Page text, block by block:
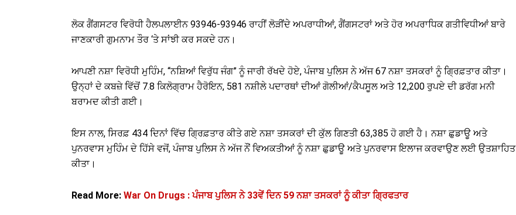
ਲੋਕ ਗੈਂਗਸਟਰ ਵਿਰੋਧੀ ਹੈਲਪਲਾਈਨ 93946-93946 ਰਾਹੀਂ ਲੋੜੀਂਦੇ ਅਪਰਾਧੀਆਂ, ਗੈਂਗਸਟਰਾਂ ਅਤੇ ਹੋਰ ਅਪਰਾਧਿਕ ਗਤੀਵਿਧੀਆਂ ਬਾਰੇ
ਜਾਣਕਾਰੀ ਗੁਮਨਾਮ ਤੌਰ ‘ਤੇ ਸਾਂਝੀ ਕਰ ਸਕਦੇ ਹਨ।
ਆਪਣੀ ਨਸ਼ਾ ਵਿਰੋਧੀ ਮੁਹਿੰਮ, “ਨਸ਼ਿਆਂ ਵਿਰੁੱਧ ਜੰਗ” ਨੂੰ ਜਾਰੀ ਰੱਖਦੇ ਹੋਏ, ਪੰਜਾਬ ਪੁਲਿਸ ਨੇ ਅੱਜ 67 ਨਸ਼ਾ ਤਸਕਰਾਂ ਨੂੰ ਗ੍ਰਿਫ਼ਤਾਰ ਕੀਤਾ।
ਉਨ੍ਹਾਂ ਦੇ ਕਬਜ਼ੇ ਵਿੱਚੋਂ 7.8 ਕਿਲੋਗ੍ਰਾਮ ਹੈਰੋਇਨ, 581 ਨਸ਼ੀਲੇ ਪਦਾਰਥਾਂ ਦੀਆਂ ਗੋਲੀਆਂ/ਕੈਪਸੂਲ ਅਤੇ 12,200 ਰੁਪਏ ਦੀ ਡਰੱਗ ਮਨੀ
ਬਰਾਮਦ ਕੀਤੀ ਗਈ।
ਇਸ ਨਾਲ, ਸਿਰਫ਼ 434 ਦਿਨਾਂ ਵਿੱਚ ਗ੍ਰਿਫ਼ਤਾਰ ਕੀਤੇ ਗਏ ਨਸ਼ਾ ਤਸਕਰਾਂ ਦੀ ਕੁੱਲ ਗਿਣਤੀ 63,385 ਹੋ ਗਈ ਹੈ। ਨਸ਼ਾ ਛੁਡਾਊ ਅਤੇ
ਪੁਨਰਵਾਸ ਮੁਹਿੰਮ ਦੇ ਹਿੱਸੇ ਵਜੋਂ, ਪੰਜਾਬ ਪੁਲਿਸ ਨੇ ਅੱਜ ਨੌਂ ਵਿਅਕਤੀਆਂ ਨੂੰ ਨਸ਼ਾ ਛੁਡਾਊ ਅਤੇ ਪੁਨਰਵਾਸ ਇਲਾਜ ਕਰਵਾਉਣ ਲਈ ਉਤਸ਼ਾਹਿਤ
ਕੀਤਾ।
Read More: War On Drugs : ਪੰਜਾਬ ਪੁਲਿਸ ਨੇ 33ਵੇਂ ਦਿਨ 59 ਨਸ਼ਾ ਤਸਕਰਾਂ ਨੂੰ ਕੀਤਾ ਗ੍ਰਿਫਤਾਰ